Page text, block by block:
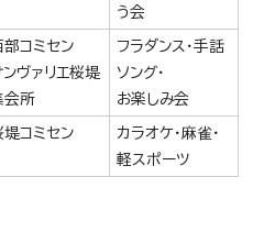
う会
部コミセン
ンヴァリエ桜堤
会所
フラダンス・手話
ソング・
お楽しみ会
堤コミセン
カラオケ・麻雀・
軽スポーツ